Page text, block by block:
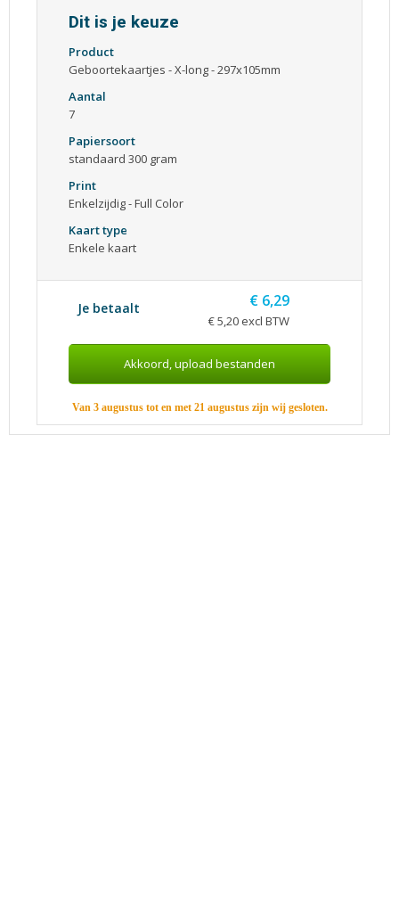
Dit is je keuze
Product
Geboortekaartjes - X-long - 297x105mm
Aantal
7
Papiersoort
standaard 300 gram
Print
Enkelzijdig - Full Color
Kaart type
Enkele kaart
Je betaalt € 6,29
€ 5,20 excl BTW
Van 3 augustus tot en met 21 augustus zijn wij gesloten.